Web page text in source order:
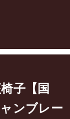
子【国
ンブレー